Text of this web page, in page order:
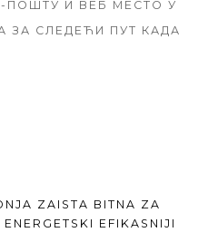
ПОШТУ И ВЕБ МЕСТО У
ЗА СЛЕДЕЋИ ПУТ КАДА
ZAISTA BITNA ZA
EFIKASNIJI